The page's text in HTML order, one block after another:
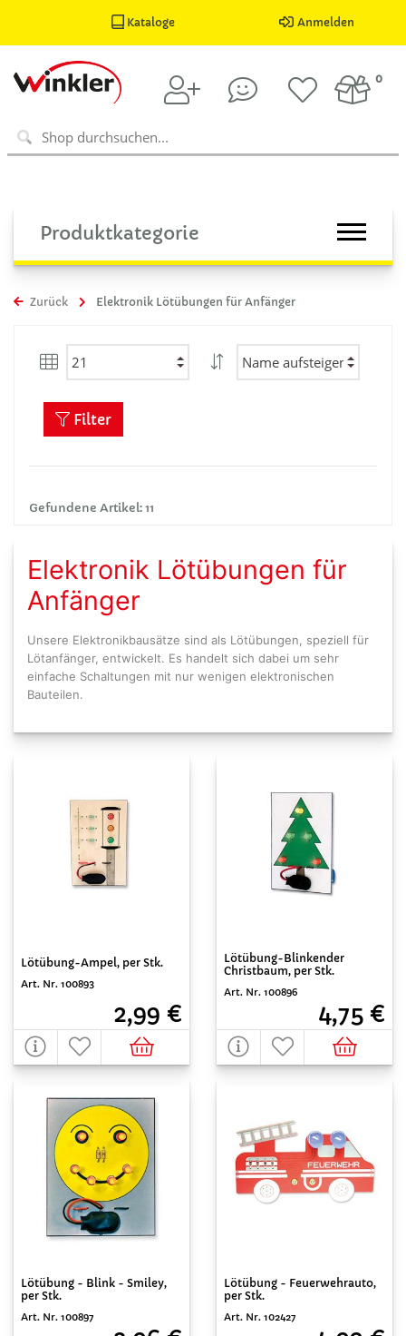
Kataloge Anmelden
0
Produktkategorie
Zurück Elektronik Lötübungen für Anfänger
Gefundene Artikel: 11
Filter
Elektronik Lötübungen für
Anfänger
Unsere Elektronikbausätze sind als Lötübungen, speziell für
Lötanfänger, entwickelt. Es handelt sich dabei um sehr
einfache Schaltungen mit nur wenigen elektronischen
Bauteilen.
Lötübung-Ampel, per Stk.
Art. Nr. 100893
2,99 €
Lötübung-Blinkender
Christbaum, per Stk.
Art. Nr. 100896
4,75 €
Lötübung - Blink - Smiley,
per Stk.
Art. Nr. 100897
Lötübung - Feuerwehrauto,
per Stk.
Art. Nr. 102427